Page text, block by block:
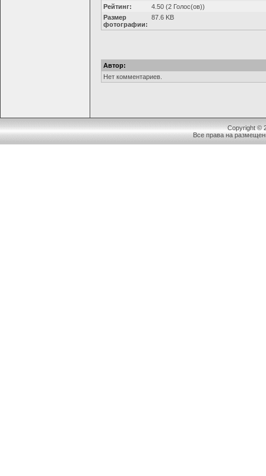
Рейтинг:
4.50 (2 Голос(ов))
Размер
фотографии:
87.6 KB
Автор:
Нет комментариев.
Copyright ©
Все права на